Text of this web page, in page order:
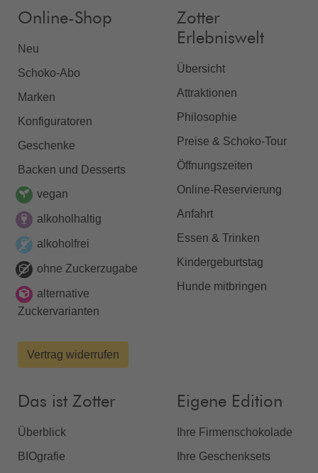
Online-Shop
Neu
Schoko-Abo
Marken
Konfiguratoren
Geschenke
Backen und Desserts
vegan
alkoholhaltig
alkoholfrei
ohne Zuckerzugabe
alternative
Zuckervarianten
Vertrag widerrufen
Zotter
Erlebniswelt
Übersicht
Attraktionen
Philosophie
Preise & Schoko-Tour
Öffnungszeiten
Online-Reservierung
Anfahrt
Essen & Trinken
Kindergeburtstag
Hunde mitbringen
Das ist Zotter
Überblick
BIOgrafie
Eigene Edition
Ihre Firmenschokolade
Ihre Geschenksets